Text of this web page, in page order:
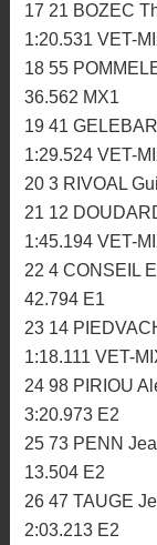
17 21 BOZEC
1:20.531 VET-
18 55
36.562 MX1
19 41
1:29.524 VET-
20 3 RIVOAL
21 12
1:45.194 VET-
22 4 CONSEIL
42.794 E1
23 14
1:18.111 VET-
24 98 PIRIOU
3:20.973 E2
25 73 PENN
13.504 E2
26 47 TAUGE
2:03.213 E2